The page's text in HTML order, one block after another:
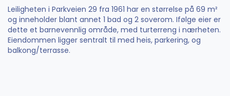
Leiligheten i Parkveien 29 fra 1961 har en størrelse på 69 m²
og inneholder blant annet 1 bad og 2 soverom. Ifølge eier er
dette et barnevennlig område, med turterreng i nærheten.
Eiendommen ligger sentralt til med heis, parkering, og
balkong/terrasse.